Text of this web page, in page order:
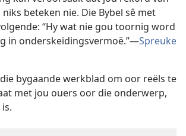
beteken nie. Die Bybel sê met
“Hy wat nie gou toornig word
in onderskeidingsvermoë.”—Spreuke
bygaande werkblad om oor reëls te
met jou ouers oor die onderwerp,